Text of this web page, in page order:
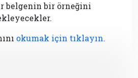
belgenin bir örneğini
okumak için tıklayın.